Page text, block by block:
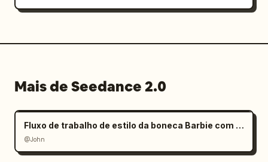
Mais de Seedance 2.0
Fluxo de trabalho de estilo da boneca Barbie com mãos gigantes
@John